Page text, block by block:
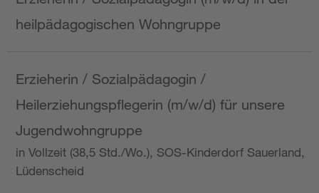
heilpädagogischen Wohngruppe
Erzieherin / Sozialpädagogin /
Heilerziehungspflegerin (m/w/d) für unsere
Jugendwohngruppe
in Vollzeit (38,5 Std./Wo.), SOS-Kinderdorf Sauerland,
Lüdenscheid